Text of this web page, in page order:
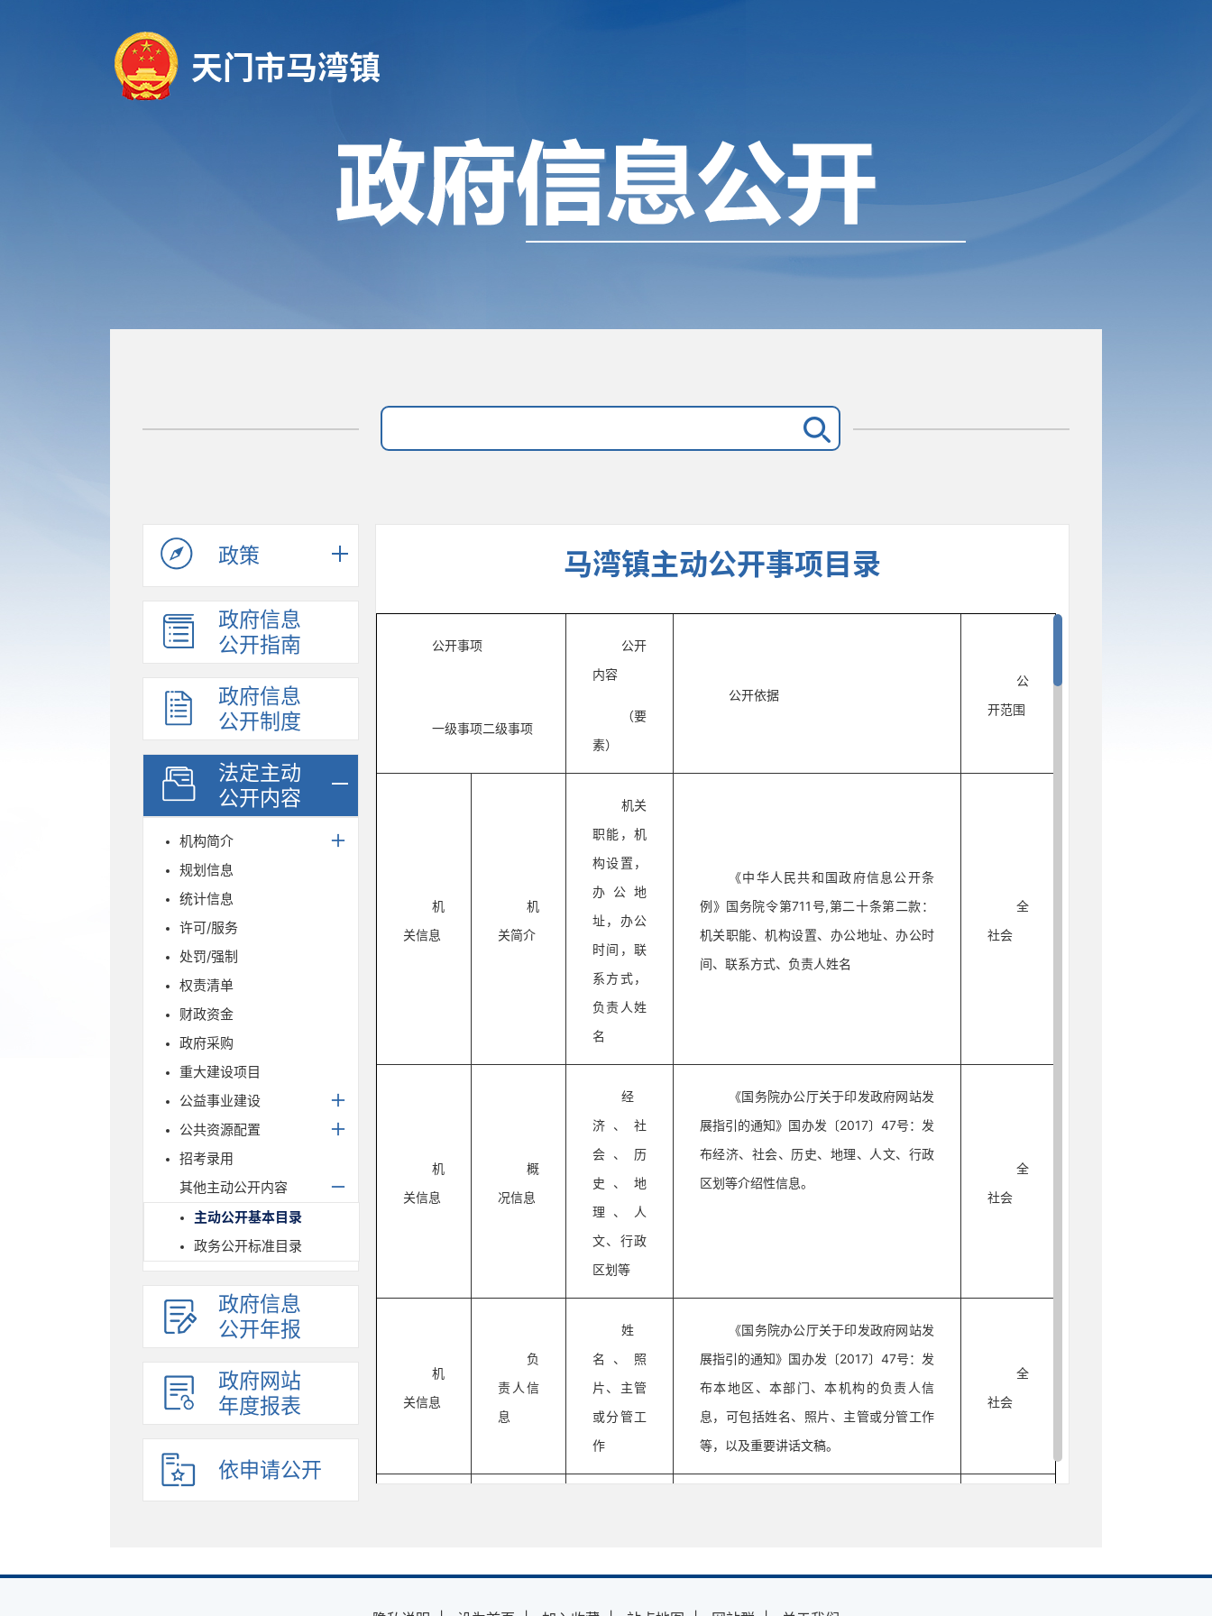
天门市马湾镇
政策
政府信息
公开指南
政府信息
公开制度
法定主动
公开内容
机构简介
规划信息
统计信息
许可/服务
处罚/强制
权责清单
财政资金
政府采购
重大建设项目
公益事业建设
公共资源配置
招考录用
其他主动公开内容
主动公开基本目录
政务公开标准目录
政府信息
公开年报
政府网站
年度报表
依申请公开
马湾镇主动公开事项目录
公开事项
一级事项二级事项
公开
内容
（要
素）
公开依据
公
开范围
机
关信息
机
关简介
机关
职能，机
构设置，
办公地
址，办公
时间，联
系方式，
负责人姓
名
《中华人民共和国政府信息公开条
例》国务院令第711号,第二十条第二款：
机关职能、机构设置、办公地址、办公时
间、联系方式、负责人姓名
全
社会
机
关信息
概
况信息
经
济、社
会、历
史、地
理、人
文、行政
区划等
《国务院办公厅关于印发政府网站发
展指引的通知》国办发〔2017〕47号：发
布经济、社会、历史、地理、人文、行政
区划等介绍性信息。
全
社会
机
关信息
负
责人信
息
姓
名、照
片、主管
或分管工
作
《国务院办公厅关于印发政府网站发
展指引的通知》国办发〔2017〕47号：发
布本地区、本部门、本机构的负责人信
息，可包括姓名、照片、主管或分管工作
等，以及重要讲话文稿。
全
社会